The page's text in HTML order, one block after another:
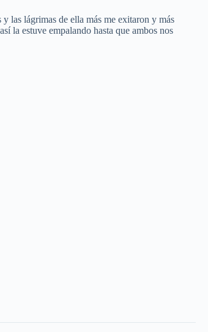
las lágrimas de ella más me exitaron y más
la estuve empalando hasta que ambos nos